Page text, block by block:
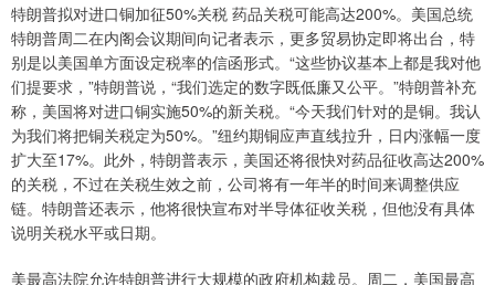
特朗普拟对进口铜加征50%关税 药品关税可能高达200%。美国总统
特朗普周二在内阁会议期间向记者表示，更多贸易协定即将出台，特
别是以美国单方面设定税率的信函形式。“这些协议基本上都是我对他
们提要求，”特朗普说，“我们选定的数字既低廉又公平。”特朗普补充
称，美国将对进口铜实施50%的新关税。“今天我们针对的是铜。我认
为我们将把铜关税定为50%。”纽约期铜应声直线拉升，日内涨幅一度
扩大至17%。此外，特朗普表示，美国还将很快对药品征收高达200%
的关税，不过在关税生效之前，公司将有一年半的时间来调整供应
链。特朗普还表示，他将很快宣布对半导体征收关税，但他没有具体
说明关税水平或日期。
美最高法院允许特朗普进行大规模的政府机构裁员。周二，美国最高